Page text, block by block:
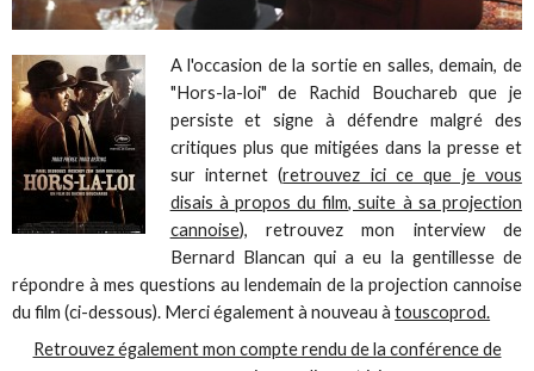
A l'occasion de la sortie en salles, demain, de
"Hors-la-loi" de Rachid Bouchareb que je
persiste et signe à défendre malgré des
critiques plus que mitigées dans la presse et
sur internet (retrouvez ici ce que je vous
disais à propos du film, suite à sa projection
cannoise), retrouvez mon interview de
Bernard Blancan qui a eu la gentillesse de
répondre à mes questions au lendemain de la projection cannoise
du film (ci-dessous). Merci également à nouveau àtouscoprod.
Retrouvez également mon compte rendu de la conférence de